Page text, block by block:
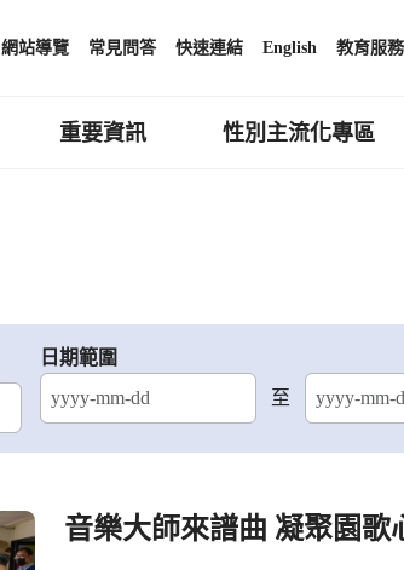
網站導覽 常見問答 快速連結 English 教育服
重要資訊 性別主流化專區
日期範圍
至
結束日期
音樂大師來譜曲 凝聚園歌